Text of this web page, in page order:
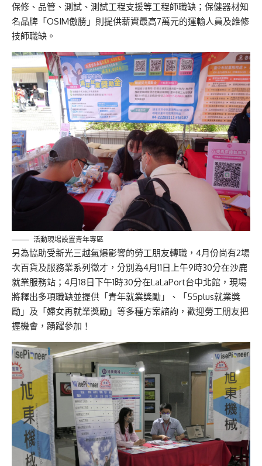
保修、品管、測試、測試工程支援等工程師職缺；保健器材知
名品牌「OSIM傲勝」則提供薪資最高7萬元的運輸人員及維修
技師職缺。
活動現場設置青年專區
另為協助受新光三越氣爆影響的勞工朋友轉職，4月份尚有2場
次百貨及服務業系列徵才，分別為4月11日上午9時30分在沙鹿
就業服務站；4月18日下午1時30分在LaLaPort台中北館，現場
將釋出多項職缺並提供「青年就業獎勵」、「55plus就業獎
勵」及「婦女再就業獎勵」等多種方案諮詢，歡迎勞工朋友把
握機會，踴躍參加！